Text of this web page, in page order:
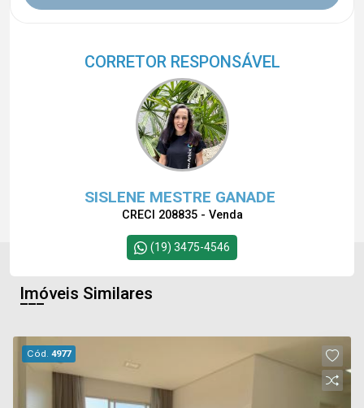
CORRETOR RESPONSÁVEL
SISLENE MESTRE GANADE
CRECI 208835 - Venda
(19) 3475-4546
Imóveis Similares
Cód.4977